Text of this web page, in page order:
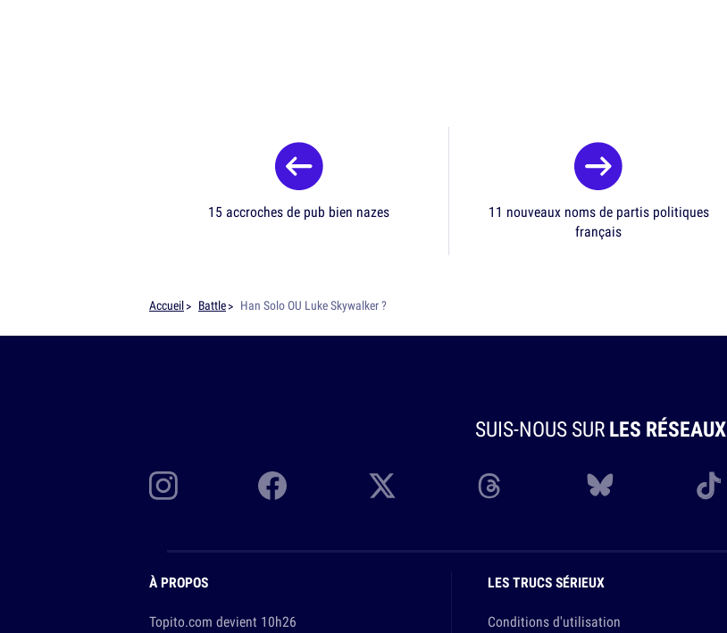
15 accroches de pub bien nazes
11 nouveaux noms de partis politiques
français
Accueil Battle Han Solo OU Luke Skywalker ?
SUIS-NOUS SURLES RÉSEAUX
À PROPOS
Topito.com devient 10h26
LES TRUCS SÉRIEUX
Conditions d'utilisation